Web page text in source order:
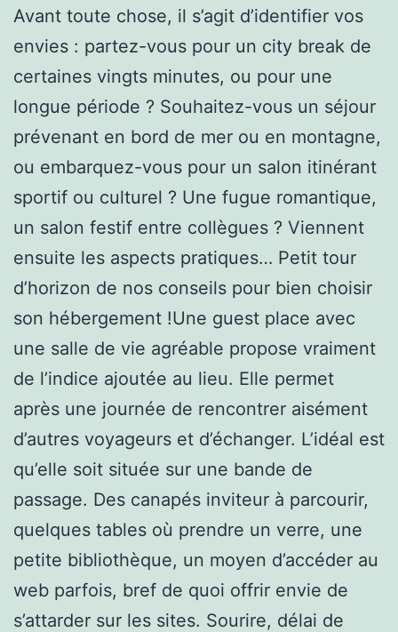
Avant toute chose, il s’agit d’identifier vos
envies : partez-vous pour un city break de
certaines vingts minutes, ou pour une
longue période ? Souhaitez-vous un séjour
prévenant en bord de mer ou en montagne,
ou embarquez-vous pour un salon itinérant
sportif ou culturel ? Une fugue romantique,
un salon festif entre collègues ? Viennent
ensuite les aspects pratiques… Petit tour
d’horizon de nos conseils pour bien choisir
son hébergement !Une guest place avec
une salle de vie agréable propose vraiment
de l’indice ajoutée au lieu. Elle permet
après une journée de rencontrer aisément
d’autres voyageurs et d’échanger. L’idéal est
qu’elle soit située sur une bande de
passage. Des canapés inviteur à parcourir,
quelques tables où prendre un verre, une
petite bibliothèque, un moyen d’accéder au
web parfois, bref de quoi offrir envie de
s’attarder sur les sites. Sourire, délai de